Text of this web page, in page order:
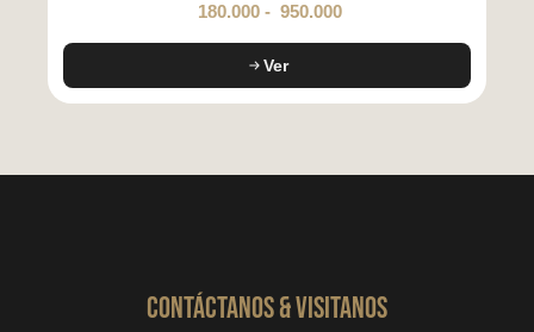
180.000 - 950.000
Ver
CONTáCTanos & VISITANOS